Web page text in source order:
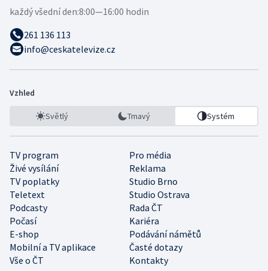
každý všední den:8:00—16:00 hodin
261 136 113
info@ceskatelevize.cz
Vzhled
Světlý Tmavý Systém
TV program
Pro média
Živé vysílání
Reklama
TV poplatky
Studio Brno
Teletext
Studio Ostrava
Podcasty
Rada ČT
Počasí
Kariéra
E-shop
Podávání námětů
Mobilní a TV aplikace
Časté dotazy
Vše o ČT
Kontakty